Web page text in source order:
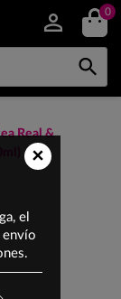
0

Real &
×
el
envío